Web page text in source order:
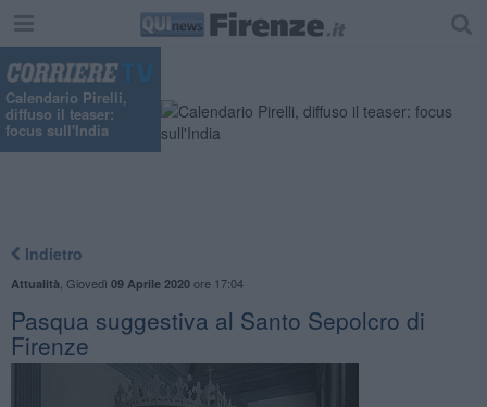
Calendario Pirelli,
diffuso il teaser:
focus sull'India
Indietro
Attualità Giovedì 09 Aprile 2020ore 17:04
Pasqua suggestiva al Santo Sepolcro di
Firenze